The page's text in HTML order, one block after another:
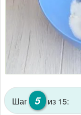
Шаг 5
из 15: